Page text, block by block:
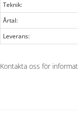
Teknik:
Årtal:
Leverans:
Kontakta oss för